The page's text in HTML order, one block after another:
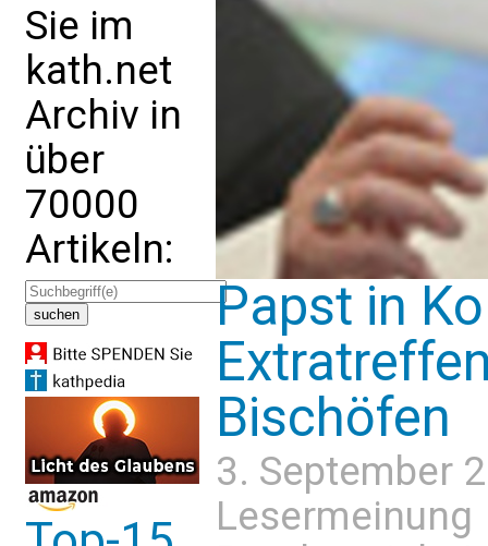
Sie im
kath.net
Archiv in
über
70000
Artikeln:
Papst in
Bischöfen
3. September
Lesermeinung